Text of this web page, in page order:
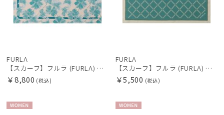
入荷状況
FURLA
【スカーフ】フルラ (FURLA) シルクツイル ウォーターフラワー 65*65
￥8,800 (税込)
FURLA
【スカーフ】フルラ (FURLA) シルクツイル 格子 58*58
￥5,500 (税込)